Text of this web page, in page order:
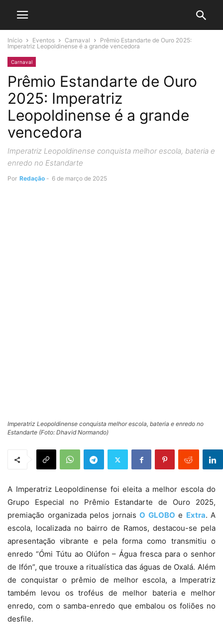
Início Eventos Carnaval
Prêmio Estandarte de Ouro 2025:
Imperatriz Leopoldinense é a grande vencedora
Carnaval
Prêmio Estandarte de Ouro
2025: Imperatriz
Leopoldinense é a grande
vencedora
Imperatriz Leopoldinense conquista melhor escola, bateria e
enredo no Estandarte
Por Redação - 6 de março de 2025
Imperatriz Leopoldinense conquista melhor escola, bateria e enredo no
Estandarte (Foto: Dhavid Normando)
A Imperatriz Leopoldinense foi eleita a melhor escola do
Grupo Especial no Prêmio Estandarte de Ouro 2025,
premiação organizada pelos jornais O GLOBO e Extra. A
escola, localizada no bairro de Ramos, destacou-se pela
apresentação vibrante e pela forma como transmitiu o
enredo “Ómi Tútu ao Olúfon – Água fresca para o senhor
de Ifón”, que trouxe a ritualística das águas de Oxalá. Além
de conquistar o prêmio de melhor escola, a Imperatriz
também levou os troféus de melhor bateria e melhor
enredo, com o samba-enredo que embalou os foliões no
desfile.